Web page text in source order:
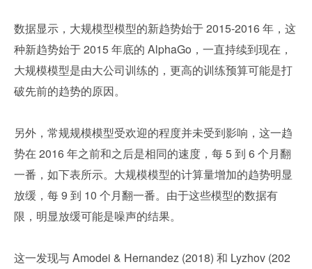
数据显示，大规模型模型的新趋势始于 2015-2016 年，这
种新趋势始于 2015 年底的 AlphaGo，一直持续到现在，
大规模模型是由大公司训练的，更高的训练预算可能是打
破先前的趋势的原因。
另外，常规规模模型受欢迎的程度并未受到影响，这一趋
势在 2016 年之前和之后是相同的速度，每 5 到 6 个月翻
一番，如下表所示。大规模模型的计算量增加的趋势明显
放缓，每 9 到 10 个月翻一番。由于这些模型的数据有
限，明显放缓可能是噪声的结果。
这一发现与 Amodei & Hernandez (2018) 和 Lyzhov (202